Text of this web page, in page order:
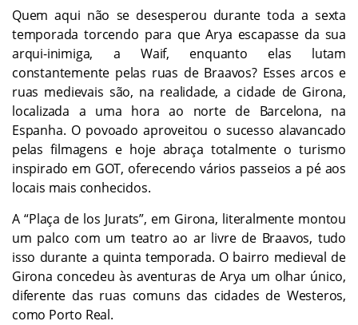
Quem aqui não se desesperou durante toda a sexta
temporada torcendo para que Arya escapasse da sua
arqui-inimiga, a Waif, enquanto elas lutam
constantemente pelas ruas de Braavos? Esses arcos e
ruas medievais são, na realidade, a cidade de Girona,
localizada a uma hora ao norte de Barcelona, na
Espanha. O povoado aproveitou o sucesso alavancado
pelas filmagens e hoje abraça totalmente o turismo
inspirado em GOT, oferecendo vários passeios a pé aos
locais mais conhecidos.
A “Plaça de los Jurats”, em Girona, literalmente montou
um palco com um teatro ao ar livre de Braavos, tudo
isso durante a quinta temporada. O bairro medieval de
Girona concedeu às aventuras de Arya um olhar único,
diferente das ruas comuns das cidades de Westeros,
como Porto Real.